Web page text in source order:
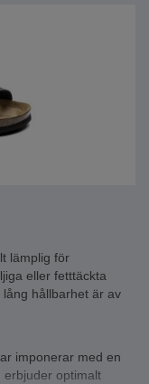
lämplig för
eller fetttäckta
hållbarhet är av
imponerar med en
erbjuder optimalt